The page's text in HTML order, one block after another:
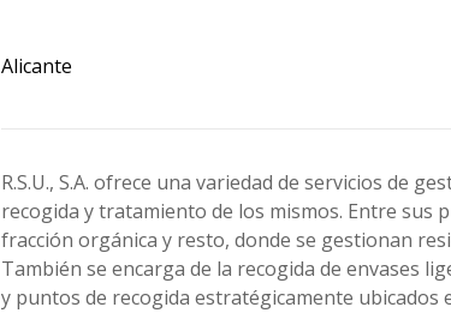
Alicante
R.S.U., S.A. ofrece una variedad de servicios de
recogida y tratamiento de los mismos. Entre sus
fracción orgánica y resto, donde se gestionan
También se encarga de la recogida de envases
y puntos de recogida estratégicamente ubicados